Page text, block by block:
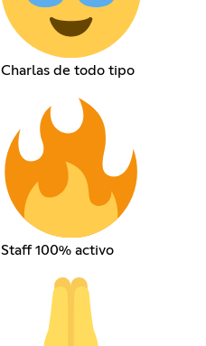
Charlas de todo tipo
Staff 100% activo